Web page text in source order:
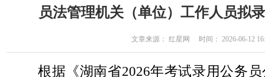
员法管理机关（单位）工作人员拟
文章来源： 红星网 时间： 2026-06-12
根据《湖南省2026年考试录用公务